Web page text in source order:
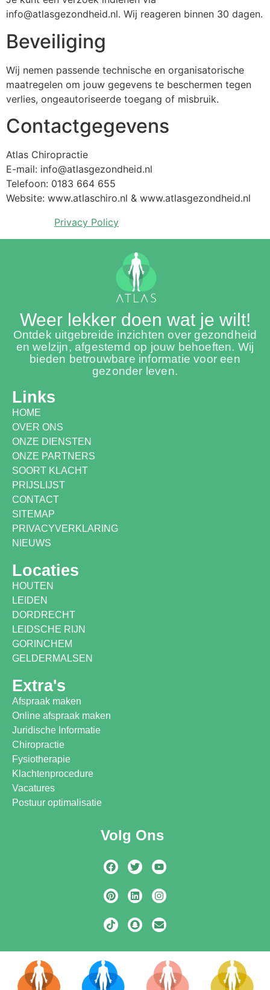
info@atlasgezondheid.nl. Wij reageren binnen 30 dagen.
Beveiliging
Wij nemen passende technische en organisatorische
maatregelen om jouw gegevens te beschermen tegen
verlies, ongeautoriseerde toegang of misbruik.
Contactgegevens
Atlas Chiropractie
E-mail: info@atlasgezondheid.nl
Telefoon: 0183 664 655
Website: www.atlaschiro.nl & www.atlasgezondheid.nl
Privacy Policy
Weer lekker doen wat je wilt!
Ontdek uitgebreide inzichten over gezondheid
en welzijn, afgestemd op jouw behoeften. Wij
bieden betrouwbare informatie voor een
gezonder leven.
Links
HOME
OVER ONS
ONZE DIENSTEN
ONZE PARTNERS
SOORT KLACHT
PRIJSLIJST
CONTACT
SITEMAP
PRIVACYVERKLARING
NIEUWS
Locaties
HOUTEN
LEIDEN
DORDRECHT
LEIDSCHE RIJN
GORINCHEM
GELDERMALSEN
Extra's
Afspraak maken
Online afspraak maken
Juridische Informatie
Chiropractie
Fysiotherapie
Klachtenprocedure
Vacatures
Postuur optimalisatie
Volg Ons